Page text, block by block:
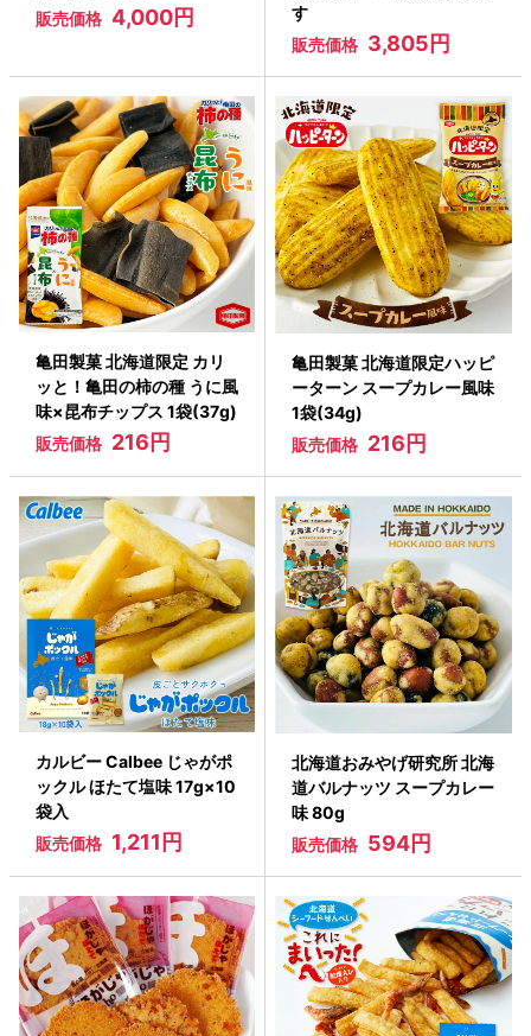
販売価格 4,000円
す
販売価格 3,805円
亀田製菓 北海道限定 カリ
ッと！亀田の柿の種 うに風
味×昆布チップス 1袋(37g)
販売価格 216円
亀田製菓 北海道限定ハッピ
ーターン スープカレー風味
1袋(34g)
販売価格 216円
カルビー Calbee じゃがポ
ックル ほたて塩味 17g×10
袋入
販売価格 1,211円
北海道おみやげ研究所 北海
道バルナッツ スープカレー
味 80g
販売価格 594円